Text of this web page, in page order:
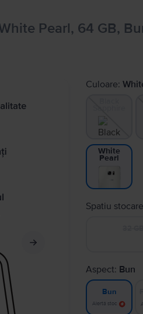
Pearl, 64 GB,
Culoare:
White
Pearl
Spatiu
Aspect: Bun
Bun
Alertă stoc